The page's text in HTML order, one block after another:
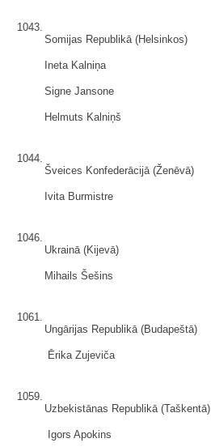
1043.
Somijas Republikā (Helsinkos)
Ineta Kalniņa
Signe Jansone
Helmuts Kalniņš
1044.
Šveices Konfederācijā (Ženēvā)
Ivita Burmistre
1046.
Ukrainā (Kijevā)
Mihails Šešins
1061.
Ungārijas Republikā (Budapeštā)
Ērika Zujeviča
1059.
Uzbekistānas Republikā (Taškentā)
Igors Apokins